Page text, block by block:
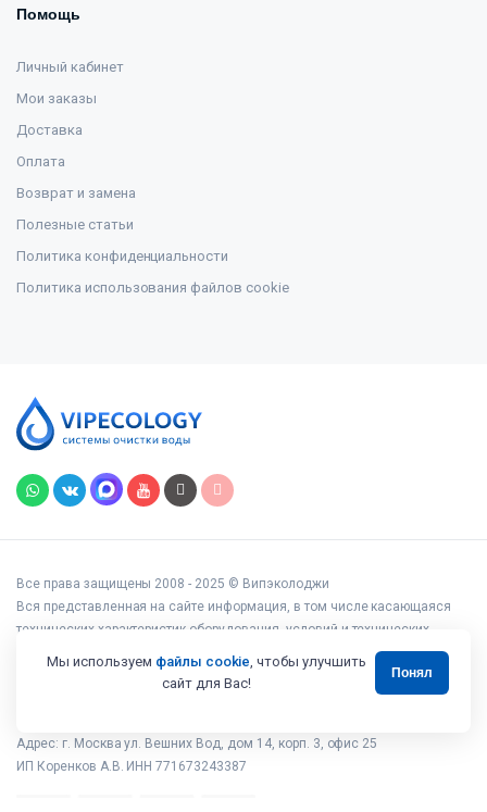
Помощь
Личный кабинет
Мои заказы
Доставка
Оплата
Возврат и замена
Полезные статьи
Политика конфиденциальности
Политика использования файлов cookie
Все права защищены 2008 - 2025 © Випэколоджи
Вся представленная на сайте информация, в том числе касающаяся
технических характеристик оборудования, условий и технических
возможностей подключения, наличия на складе, стоимости товаров и
услуг, носит информационный характер и ни при каких условиях не
является публичной офертой, определяемой положениями статьи 437
Адрес: г. Москва ул. Вешних Вод, дом 14, корп. 3, офис 25
ИП Коренков А.В. ИНН 771673243387
Мы используем файлы cookie, чтобы улучшить
сайт для Вас!
Понял